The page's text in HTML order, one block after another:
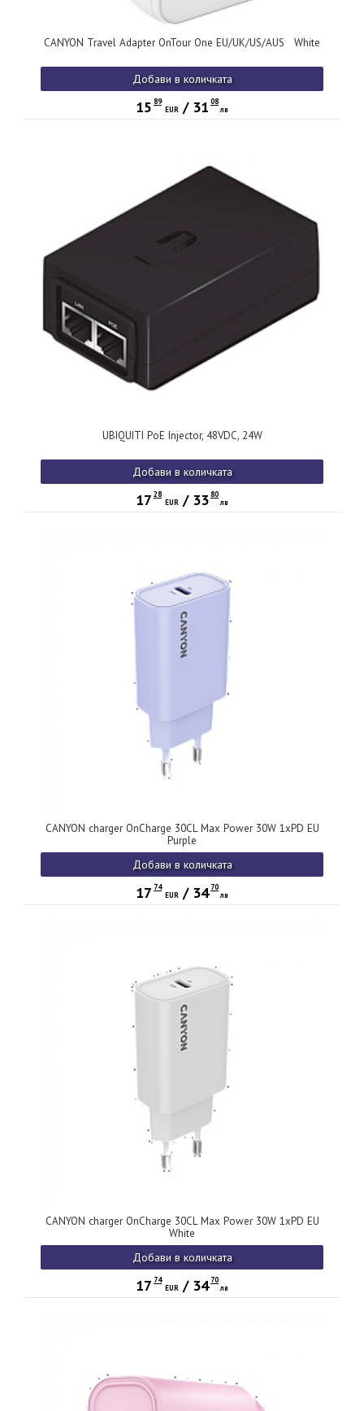
CANYON Travel Adapter OnTour One EU/UK/US/AUS White
Добави в количката
15 89
EUR / 31 08
лв
UBIQUITI PoE Injector, 48VDC, 24W
Добави в количката
17 28
EUR / 3380
лв
CANYON charger OnCharge 30CL Max Power 30W 1xPD EU
Purple
Добави в количката
17 74
EUR / 34 70
лв
CANYON charger OnCharge 30CL Max Power 30W 1xPD EU
White
Добави в количката
17 74
EUR / 34 70
лв